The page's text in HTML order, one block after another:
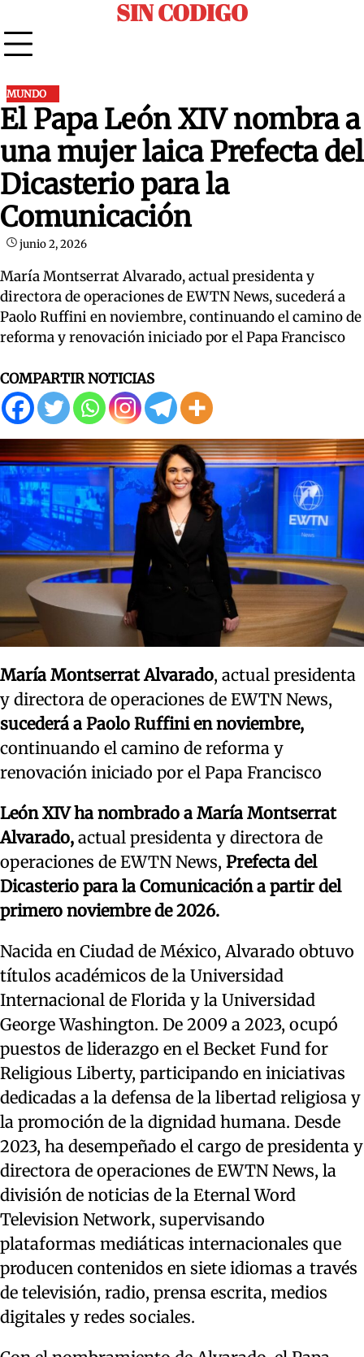
to
content
SIN CODIGO
MUNDO
El Papa León XIV nombra a
una mujer laica Prefecta del
Dicasterio para la
Comunicación
junio 2, 2026
María Montserrat Alvarado, actual presidenta y
directora de operaciones de EWTN News, sucederá a
Paolo Ruffini en noviembre, continuando el camino de
reforma y renovación iniciado por el Papa Francisco
COMPARTIR NOTICIAS
María Montserrat Alvarado, actual presidenta
y directora de operaciones de EWTN News,
sucederá a Paolo Ruffini en noviembre,
continuando el camino de reforma y
renovación iniciado por el Papa Francisco
León XIV ha nombrado a María Montserrat
Alvarado, actual presidenta y directora de
operaciones de EWTN News, Prefecta del
Dicasterio para la Comunicación a partir del
primero noviembre de 2026.
Nacida en Ciudad de México, Alvarado obtuvo
títulos académicos de la Universidad
Internacional de Florida y la Universidad
George Washington. De 2009 a 2023, ocupó
puestos de liderazgo en el Becket Fund for
Religious Liberty, participando en iniciativas
dedicadas a la defensa de la libertad religiosa y
la promoción de la dignidad humana. Desde
2023, ha desempeñado el cargo de presidenta y
directora de operaciones de EWTN News, la
división de noticias de la Eternal Word
Television Network, supervisando
plataformas mediáticas internacionales que
producen contenidos en siete idiomas a través
de televisión, radio, prensa escrita, medios
digitales y redes sociales.